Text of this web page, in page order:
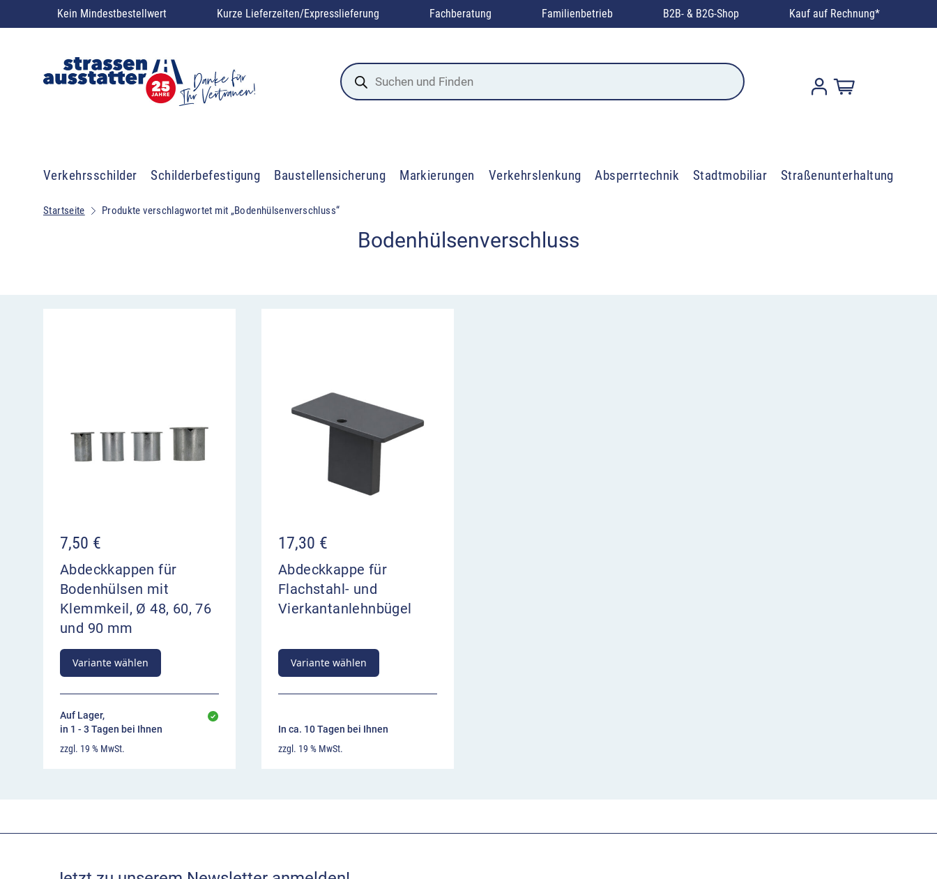
Kein Mindestbestellwert Kurze Lieferzeiten/Expresslieferung Fachberatung Familienbetrieb B2B- & B2G-Shop Kauf auf Rechnung*
Products
search
Verkehrsschilder Schilderbefestigung Baustellensicherung Markierungen Verkehrslenkung Absperrtechnik Stadtmobiliar Straßenunterhaltung
Startseite Produkte verschlagwortet mit „Bodenhülsenverschluss“
Bodenhülsenverschluss
7,50 €
Abdeckkappen für
Bodenhülsen mit
Klemmkeil, Ø 48, 60, 76
und 90 mm
Variante wählen
Auf Lager,
in 1 - 3 Tagen bei Ihnen
zzgl. 19 % MwSt.
17,30 €
Abdeckkappe für
Flachstahl- und
Vierkantanlehnbügel
Variante wählen
In ca. 10 Tagen bei Ihnen
zzgl. 19 % MwSt.